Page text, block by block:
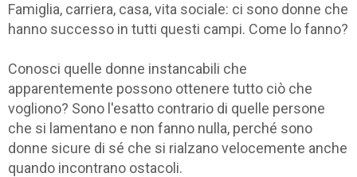
Famiglia, carriera, casa, vita sociale: ci sono donne che
hanno successo in tutti questi campi. Come lo fanno?
Conosci quelle donne instancabili che
apparentemente possono ottenere tutto ciò che
vogliono? Sono l'esatto contrario di quelle persone
che si lamentano e non fanno nulla, perché sono
donne sicure di sé che si rialzano velocemente anche
quando incontrano ostacoli.